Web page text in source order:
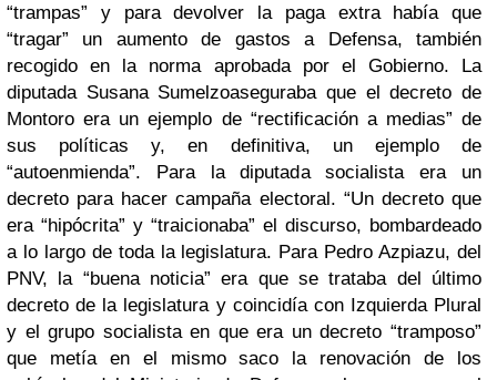
“trampas” y para devolver la paga extra había que
“tragar” un aumento de gastos a Defensa, también
recogido en la norma aprobada por el Gobierno. La
diputada Susana Sumelzoaseguraba que el decreto de
Montoro era un ejemplo de “rectificación a medias” de
sus políticas y, en definitiva, un ejemplo de
“autoenmienda”. Para la diputada socialista era un
decreto para hacer campaña electoral. “Un decreto que
era “hipócrita” y “traicionaba” el discurso, bombardeado
a lo largo de toda la legislatura. Para Pedro Azpiazu, del
PNV, la “buena noticia” era que se trataba del último
decreto de la legislatura y coincidía con Izquierda Plural
y el grupo socialista en que era un decreto “tramposo”
que metía en el mismo saco la renovación de los